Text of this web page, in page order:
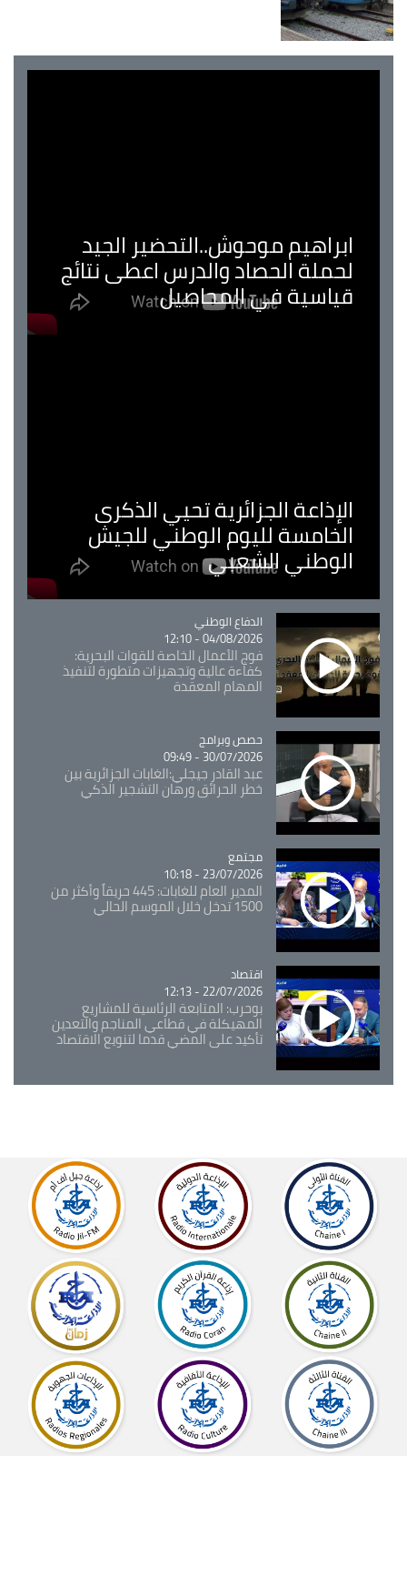
ابراهيم موحوش..التحضير الجيد
لحملة الحصاد والدرس اعطى نتائج
قياسية في المحاصيل
الإذاعة الجزائرية تحيي الذكرى
الخامسة لليوم الوطني للجيش
الوطني الشعبي
Catégorie
الدفاع الوطني
04/08/2026 - 12:10
فوج الأعمال الخاصة للقوات البحرية:
كفاءة عالية وتجهيزات متطورة لتنفيذ
المهام المعقدة
Catégorie
حصص وبرامج
30/07/2026 - 09:49
عبد القادر جيجلي:الغابات الجزائرية بين
خطر الحرائق ورهان التشجير الذكي
Catégorie
مجتمع
23/07/2026 - 10:18
المدير العام للغابات: 445 حريقاً وأكثر من
1500 تدخل خلال الموسم الحالي
Catégorie
اقتصاد
22/07/2026 - 12:13
بوحرب: المتابعة الرئاسية للمشاريع
المهيكلة في قطاعي المناجم والتعدين
تأكيد على المضي قدما لتنويع الاقتصاد